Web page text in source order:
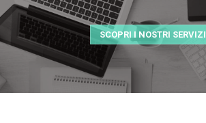
SCOPRI I NOSTRI SERVIZI